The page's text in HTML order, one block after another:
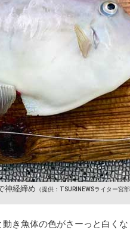
神経締め （提供：TSURINEWSライター宮部
き魚体の色がさーっと白く